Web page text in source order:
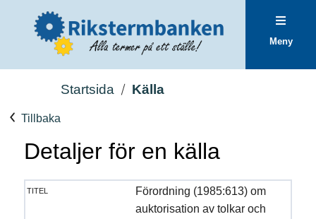
Meny
Startsida Källa
Tillbaka
Detaljer för en källa
titel
Förordning (1985:613) om
auktorisation av tolkar och